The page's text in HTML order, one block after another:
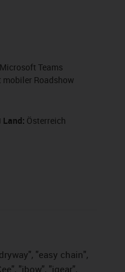
Teams
Roadshow
Land: Österreich
"easy chain",
"ibow", "igear",